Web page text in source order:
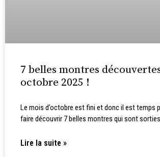
7 belles montres
octobre 2025 !
Le mois d’octobre est fini et donc il est temps
faire découvrir 7 belles montres qui sont
Lire la suite »